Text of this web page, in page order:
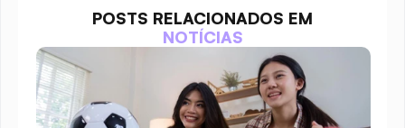
POSTS RELACIONADOS EM
NOTÍCIAS